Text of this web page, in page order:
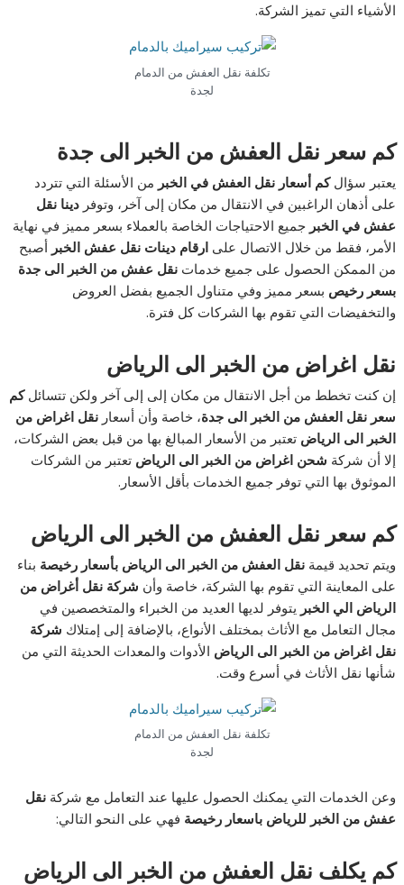
الأشياء التي تميز الشركة.
تكلفة نقل العفش من الدمام
لجدة
كم سعر نقل العفش من الخبر الى جدة
يعتبر سؤالكم أسعار نقل العفش في الخبر من الأسئلة التي تتردد
على أذهان الراغبين في الانتقال من مكان إلى آخر، وتوفردينا نقل
عفش في الخبر جميع الاحتياجات الخاصة بالعملاء بسعر مميز في نهاية
الأمر، فقط من خلال الاتصال علىارقام دينات نقل عفش الخبر أصبح
من الممكن الحصول على جميع خدماتنقل عفش من الخبر الى جدة
بسعر رخيص بسعر مميز وفي متناول الجميع بفضل العروض
والتخفيضات التي تقوم بها الشركات كل فترة.
نقل اغراض من الخبر الى الرياض
إن كنت تخطط من أجل الانتقال من مكان إلى إلى آخر ولكن تتسائلكم
سعر نقل العفش من الخبر الى جدة، خاصة وأن أسعارنقل اغراض من
الخبر الى الرياض تعتبر من الأسعار المبالغ بها من قبل بعض الشركات،
إلا أن شركة شحن اغراض من الخبر الى الرياض تعتبر من الشركات
الموثوق بها التي توفر جميع الخدمات بأقل الأسعار.
كم سعر نقل العفش من الخبر الى الرياض
ويتم تحديد قيمةنقل العفش من الخبر الى الرياض بأسعار رخيصة بناء
على المعاينة التي تقوم بها الشركة، خاصة وأن شركة نقل أغراض من
الرياض الي الخبر يتوفر لديها العديد من الخبراء والمتخصصين في
مجال التعامل مع الأثاث بمختلف الأنواع، بالإضافة إلى إمتلاك شركة
نقل اغراض من الخبر الى الرياض الأدوات والمعدات الحديثة التي من
شأنها نقل الأثاث في أسرع وقت.
تكلفة نقل العفش من الدمام
لجدة
وعن الخدمات التي يمكنك الحصول عليها عند التعامل مع شركةنقل
عفش من الخبر للرياض باسعار رخيصة فهي على النحو التالي:
كم يكلف نقل العفش من الخبر الى الرياض